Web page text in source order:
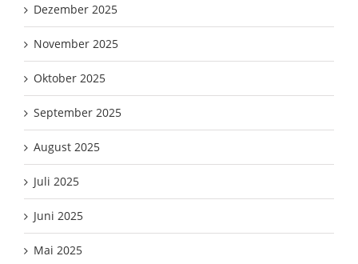
Dezember 2025
November 2025
Oktober 2025
September 2025
August 2025
Juli 2025
Juni 2025
Mai 2025